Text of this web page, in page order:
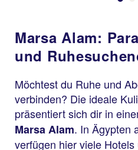
Marsa Alam:
und
Möchtest du Ruhe und
verbinden? Die ideale
präsentiert sich dir in
Marsa Alam. In Ägypten
verfügen hier viele Hotels